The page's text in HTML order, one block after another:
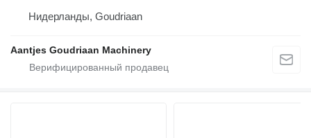
Нидерланды, Goudriaan
Aantjes Goudriaan Machinery